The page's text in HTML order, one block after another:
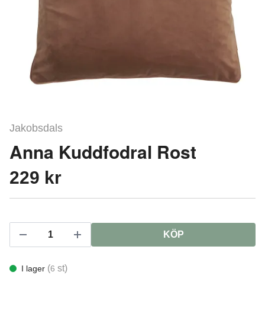
Jakobsdals
Anna Kuddfodral Rost
229 kr
KÖP
I lager (6 st)